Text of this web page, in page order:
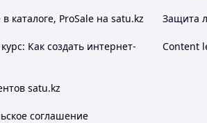
5G, Пыле/-влагозащита,
каталоге, ProSale на satu.kz
Как создать интернет-
satu.kz
соглашение
Защита
Content